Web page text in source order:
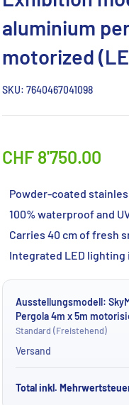
aluminium
motorized
SKU:7640467041098
CHF 8'750.00
Powder-coated
100% waterproof and
Carries 40 cm of fresh
Integrated LED lighting
Ausstellungsmodell:
Pergola 4m x 5m
Standard (Freistehend)
Versand
Total inkl.